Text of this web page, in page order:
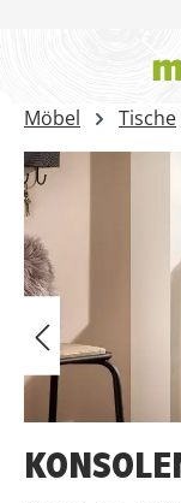
Möbel Tische
Bildergalerie